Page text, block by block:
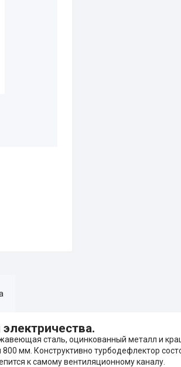
сталь, оцинкованный металл и
мм. Конструктивно турбодефлектор
к самому вентиляционному каналу.